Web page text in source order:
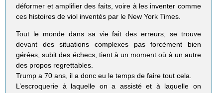
déformer et amplifier des faits, voire à les inventer comme
ces histoires de viol inventés par le New York Times.
Tout le monde dans sa vie fait des erreurs, se trouve
devant des situations complexes pas forcément bien
gérées, subit des échecs, tient à un moment où à un autre
des propos regrettables.
Trump a 70 ans, il a donc eu le temps de faire tout cela.
L’escroquerie à laquelle on a assisté et à laquelle on